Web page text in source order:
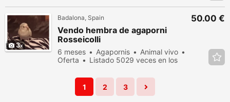
3
Badalona, Spain
Vendo hembra de agaporni
Rosseicolli
6 meses Agapornis
Animal vivo
Oferta
Listado 5029 veces en los
50.00 €
1 2 3